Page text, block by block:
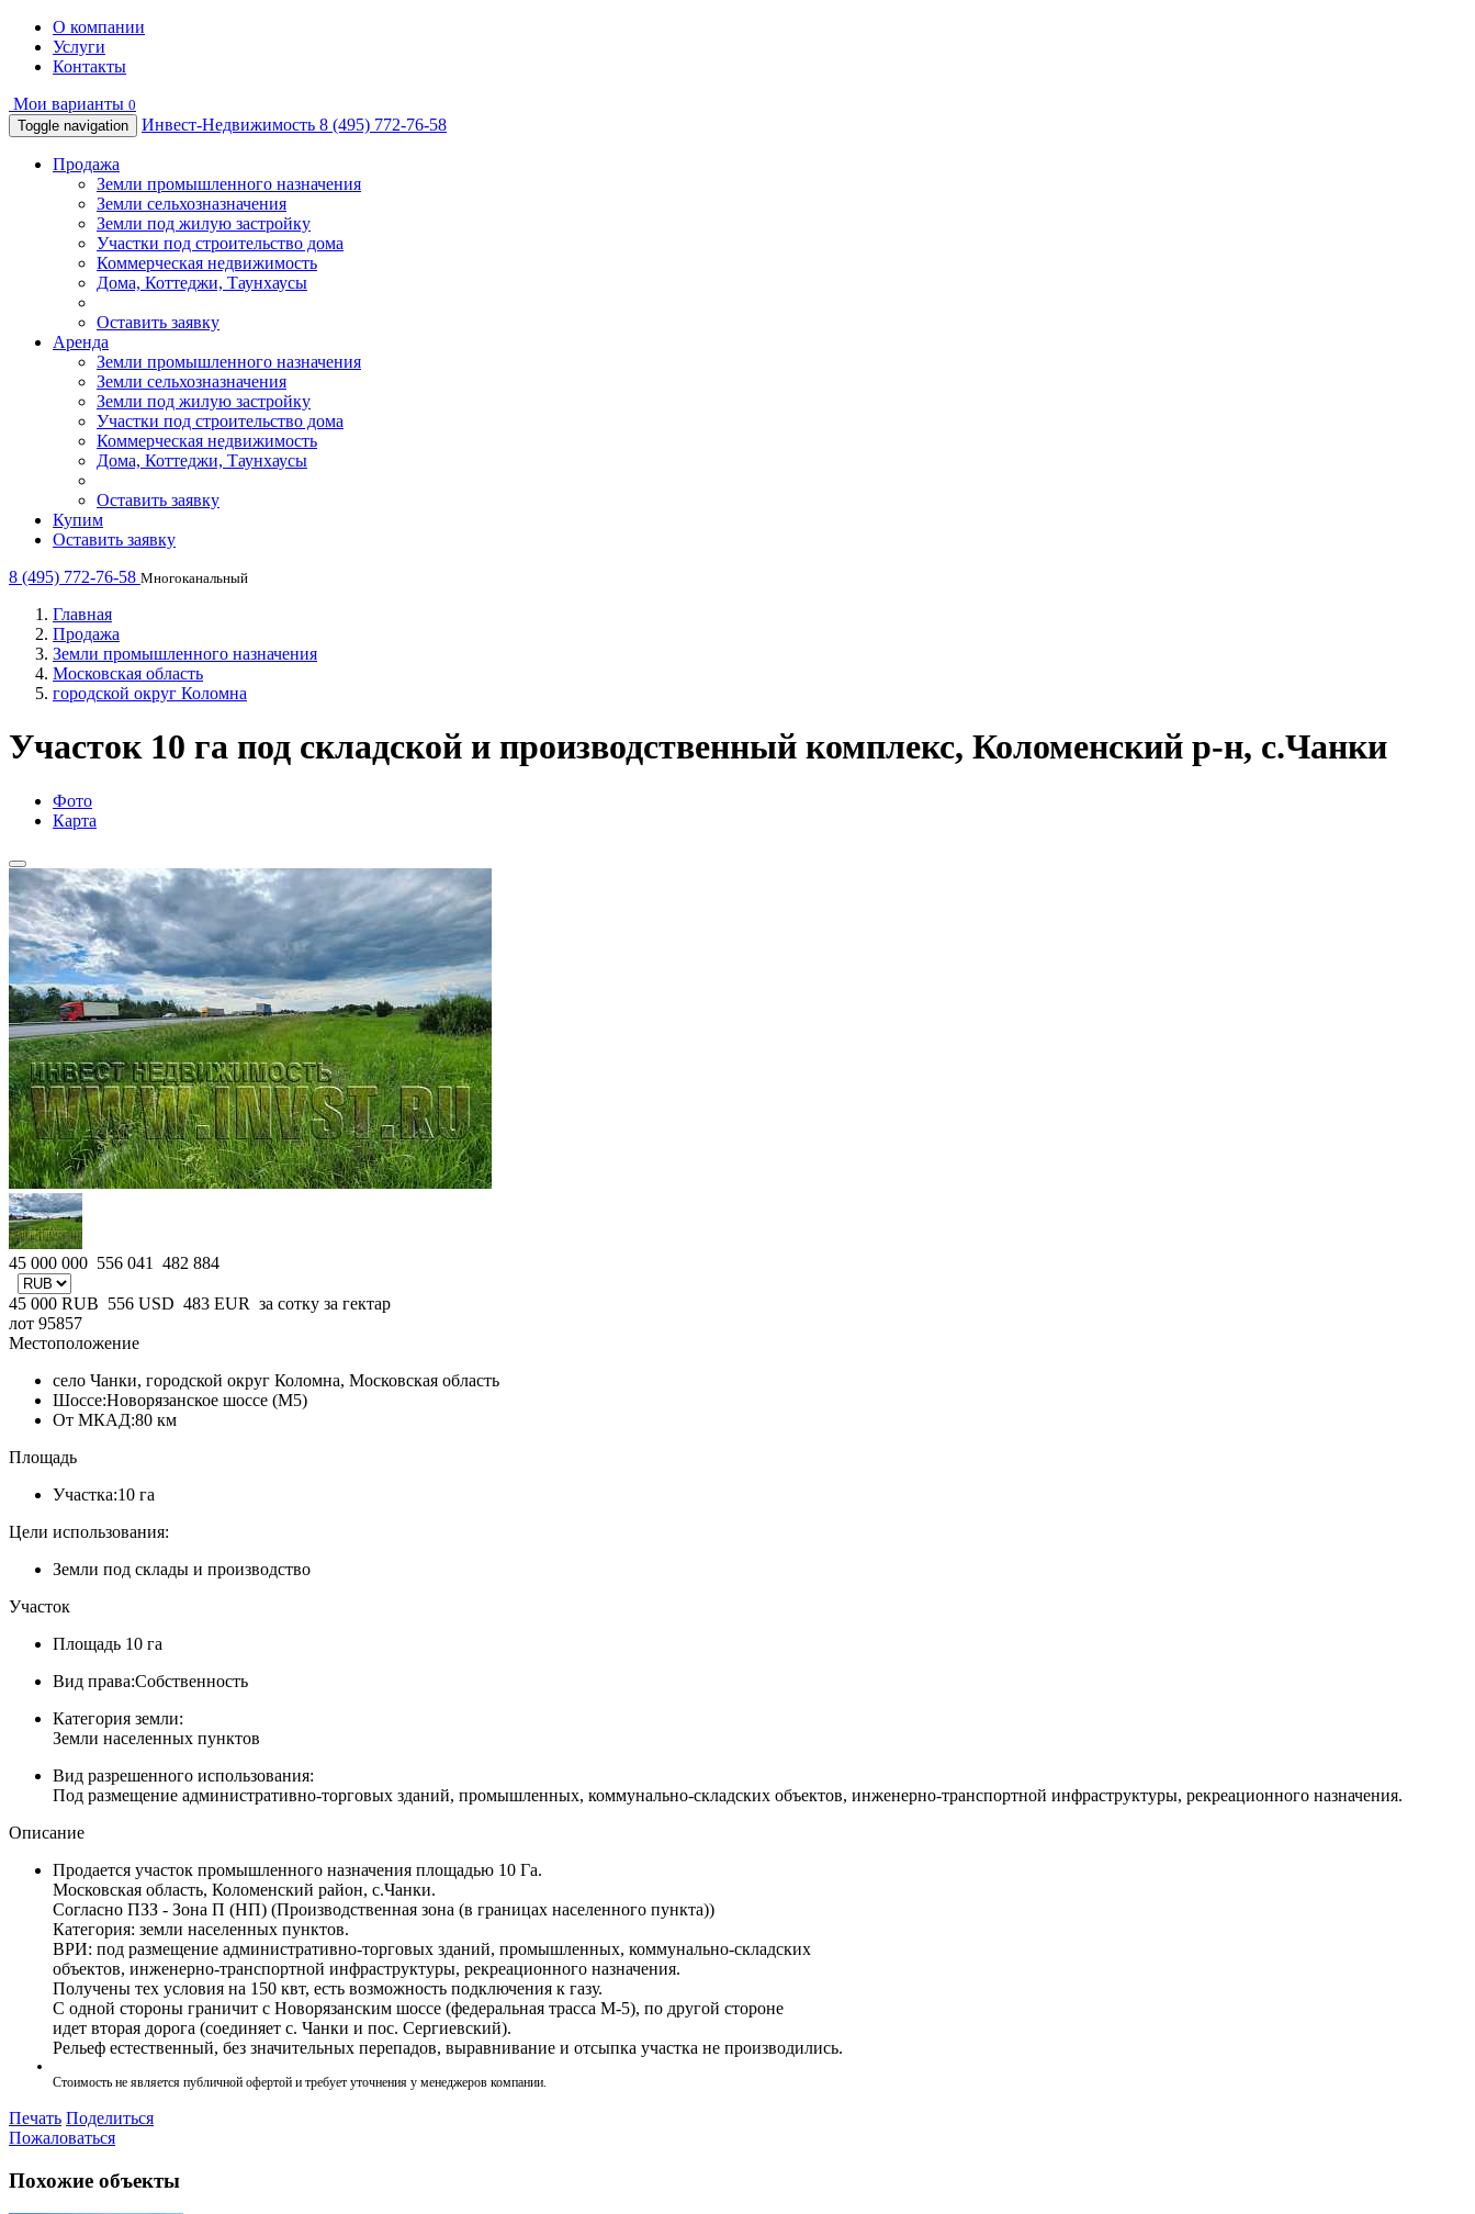
О компании
Услуги
Контакты
Мои варианты 0
Toggle navigation
Инвест-Недвижимость 8 (495) 772-76-58
Продажа
Земли промышленного назначения
Земли сельхозназначения
Земли под жилую застройку
Участки под строительство дома
Коммерческая недвижимость
Дома, Коттеджи, Таунхаусы
Оставить заявку
Аренда
Земли промышленного назначения
Земли сельхозназначения
Земли под жилую застройку
Участки под строительство дома
Коммерческая недвижимость
Дома, Коттеджи, Таунхаусы
Оставить заявку
Купим
Оставить заявку
8 (495) 772-76-58 Многоканальный
Главная
Продажа
Земли промышленного назначения
Московская область
городской округ Коломна
Участок 10 га под складской и производственный комплекс, Коломенский р-н, с.Чанки
Фото
Карта
45 000 000 556 041 482 884
45 000 RUB 556 USD 483 EUR за сотку за гектар
лот 95857
Местоположение
село Чанки, городской округ Коломна, Московская область
Шоссе:Новорязанское шоссе (М5)
От МКАД:80 км
Площадь
Участка:10 га
Цели использования:
Земли под склады и производство
Участок
Площадь 10 га
Вид права:Собственность
Категория земли:
Земли населенных пунктов
Вид разрешенного использования:
Под размещение административно-торговых зданий, промышленных, коммунально-складских объектов, инженерно-транспортной инфраструктуры, рекреационного назначения.
Описание
Продается участок промышленного назначения площадью 10 Га.
Московская область, Коломенский район, с.Чанки.
Согласно ПЗЗ - Зона П (НП) (Производственная зона (в границах населенного пункта))
Категория: земли населенных пунктов.
ВРИ: под размещение административно-торговых зданий, промышленных, коммунально-складских
объектов, инженерно-транспортной инфраструктуры, рекреационного назначения.
Получены тех условия на 150 квт, есть возможность подключения к газу.
С одной стороны граничит с Новорязанским шоссе (федеральная трасса М-5), по другой стороне
идет вторая дорога (соединяет с. Чанки и пос. Сергиевский).
Рельеф естественный, без значительных перепадов, выравнивание и отсыпка участка не производились.
Стоимость не является публичной офертой и требует уточнения у менеджеров компании.
Печать Поделиться
Пожаловаться
Похожие объекты